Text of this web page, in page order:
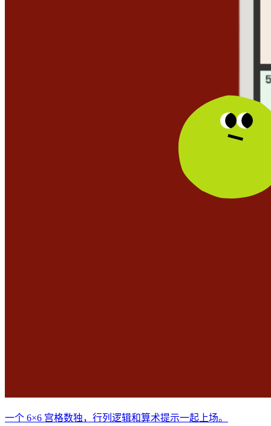
一个 6×6 宫格数独，行列逻辑和算术提示一起上场。